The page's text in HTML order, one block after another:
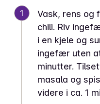
1
Vask, rens og
chili. Riv
i en kjele og
ingefær uten
minutter.
masala og
videre i ca. 1